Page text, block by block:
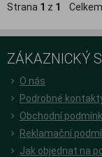
Strana 1 z 1 Celkem
ZÁKAZNICKÝ
O nás
Podrobné
Obchodní
Reklamační
Jak objednat na